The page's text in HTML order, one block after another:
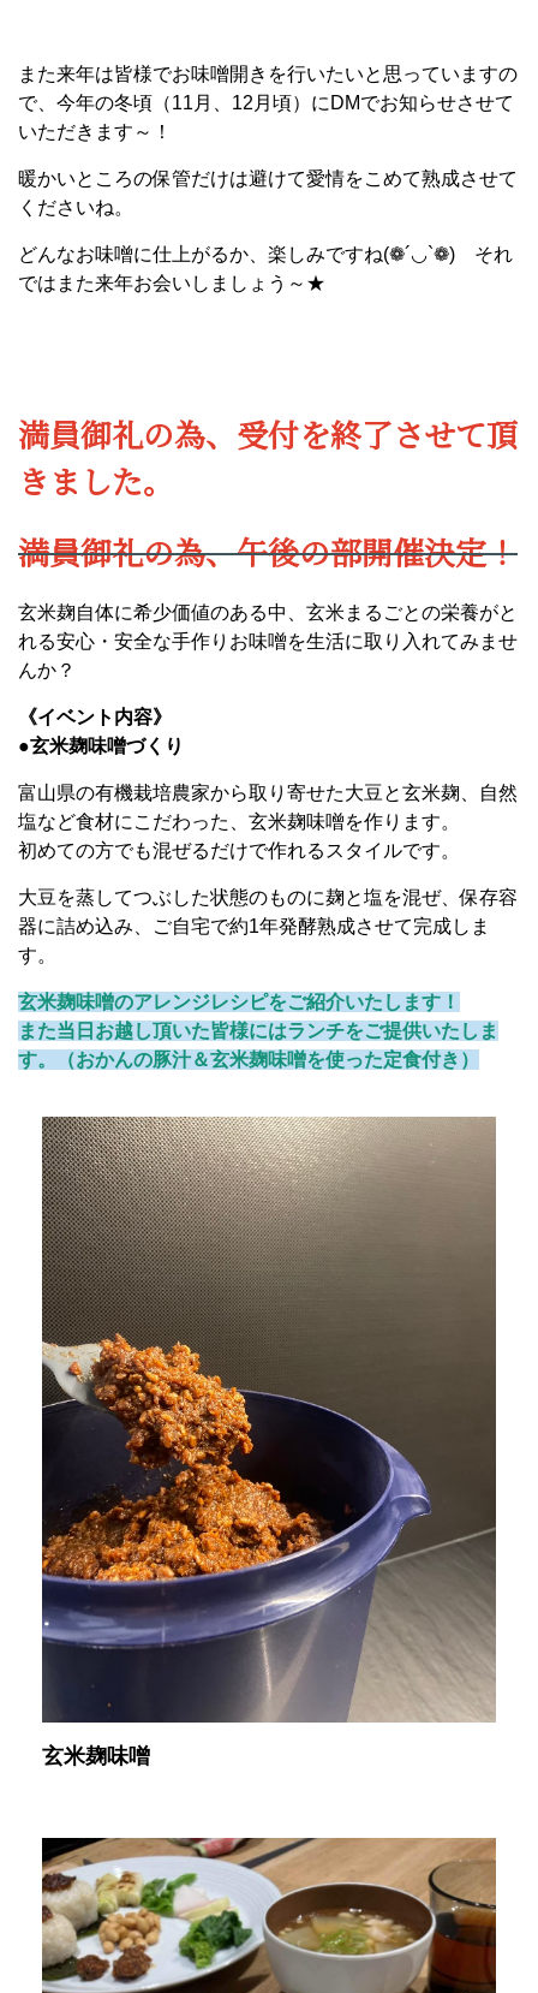
また来年は皆様でお味噌開きを行いたいと思っていますの
で、今年の冬頃（11月、12月頃）にDMでお知らせさせて
いただきます～！
暖かいところの保管だけは避けて愛情をこめて熟成させて
くださいね。
どんなお味噌に仕上がるか、楽しみですね(❁´◡`❁) それ
ではまた来年お会いしましょう～★
満員御礼の為、受付を終了させて頂
きました。
満員御礼の為、午後の部開催決定！
玄米麹自体に希少価値のある中、玄米まるごとの栄養がと
れる安心・安全な手作りお味噌を生活に取り入れてみませ
んか？
《イベント内容》
●玄米麹味噌づくり
富山県の有機栽培農家から取り寄せた大豆と玄米麹、自然
塩など食材にこだわった、玄米麹味噌を作ります。
初めての方でも混ぜるだけで作れるスタイルです。
大豆を蒸してつぶした状態のものに麹と塩を混ぜ、保存容
器に詰め込み、ご自宅で約1年発酵熟成させて完成しま
す。
玄米麹味噌のアレンジレシピをご紹介いたします！
また当日お越し頂いた皆様にはランチをご提供いたしま
す。（おかんの豚汁＆玄米麹味噌を使った定食付き）
玄米麹味噌